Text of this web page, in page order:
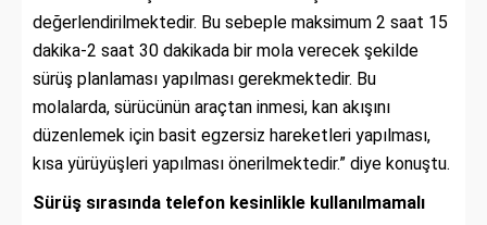
değerlendirilmektedir. Bu sebeple maksimum 2 saat 15
dakika-2 saat 30 dakikada bir mola verecek şekilde
sürüş planlaması yapılması gerekmektedir. Bu
molalarda, sürücünün araçtan inmesi, kan akışını
düzenlemek için basit egzersiz hareketleri yapılması,
kısa yürüyüşleri yapılması önerilmektedir.” diye konuştu.
Sürüş sırasında telefon kesinlikle kullanılmamalı